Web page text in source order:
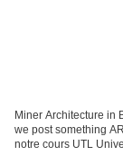
Miner Architecture in
we post something
notre cours UTL